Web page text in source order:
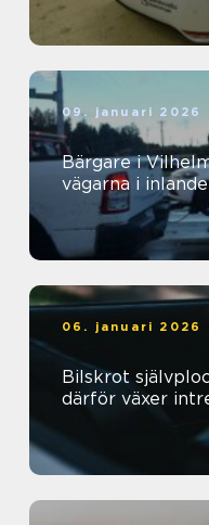
09. januari 2026
Bärgare i
vägarna i
06. januari 2026
Bilskrot
därför växer